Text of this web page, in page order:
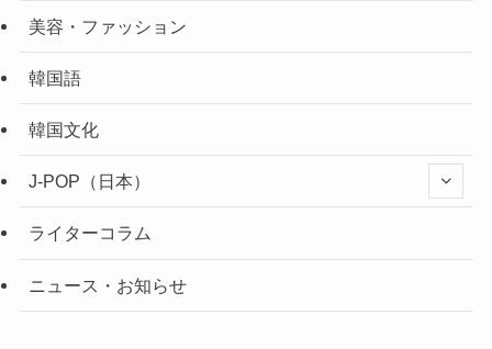
美容・ファッション
韓国語
韓国文化
J-POP（日本）
ライターコラム
ニュース・お知らせ